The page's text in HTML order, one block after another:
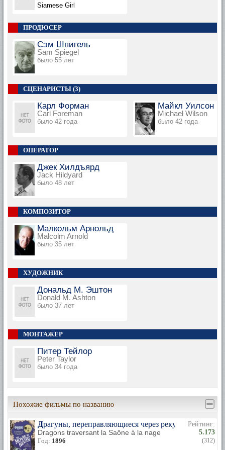
Siamese Girl
ПРОДЮСЕР
Сэм Шпигель
Sam Spiegel
было 55 лет
СЦЕНАРИСТЫ (3)
Карл Форман
Carl Foreman
было 42 года
Майкл Уилсон
Michael Wilson
было 42 года
ОПЕРАТОР
Джек Хилдъярд
Jack Hildyard
было 48 лет
КОМПОЗИТОР
Малкольм Арнольд
Malcolm Arnold
было 35 лет
ХУДОЖНИК
Дональд М. Эштон
Donald M. Ashton
было 37 лет
МОНТАЖЕР
Питер Тейлор
Peter Taylor
было 34 года
Похожие фильмы по названию
Драгуны, переправляющиеся через реку
Dragons traversant la Saône à la nage
Год: 1896
Рейтинг:
5.173
(312)